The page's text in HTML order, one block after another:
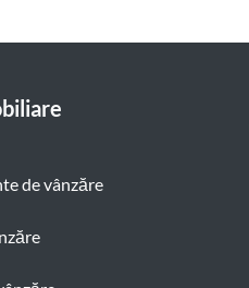
de vânzăre